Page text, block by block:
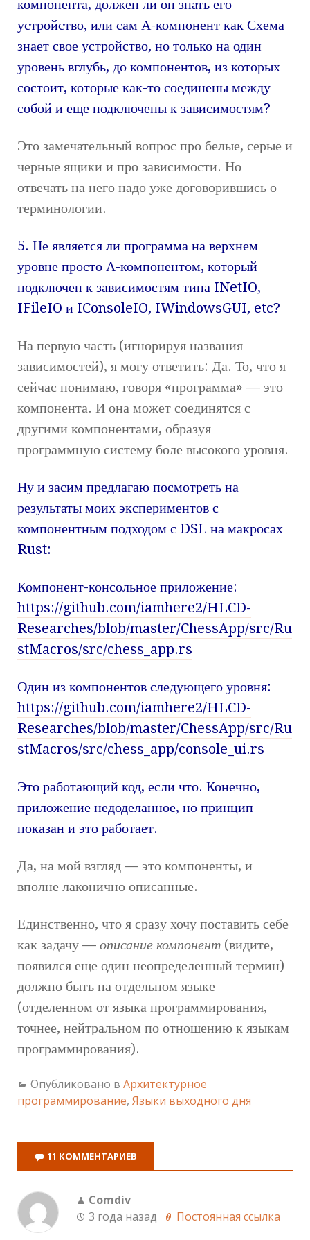
компонента, должен ли он знать его
устройство, или сам А-компонент как Схема
знает свое устройство, но только на один
уровень вглубь, до компонентов, из которых
состоит, которые как-то соединены между
собой и еще подключены к зависимостям?
Это замечательный вопрос про белые, серые и
черные ящики и про зависимости. Но
отвечать на него надо уже договорившись о
терминологии.
5. Не является ли программа на верхнем
уровне просто А-компонентом, который
подключен к зависимостям типа INetIO,
IFileIO и IConsoleIO, IWindowsGUI, etc?
На первую часть (игнорируя названия
зависимостей), я могу ответить: Да. То, что я
сейчас понимаю, говоря «программа» — это
компонента. И она может соединятся с
другими компонентами, образуя
программную систему боле высокого уровня.
Ну и засим предлагаю посмотреть на
результаты моих экспериментов с
компонентным подходом с DSL на макросах
Rust:
Компонент-консольное приложение:
https://github.com/iamhere2/HLCD-
Researches/blob/master/ChessApp/src/Ru
stMacros/src/chess_app.rs
Один из компонентов следующего уровня:
https://github.com/iamhere2/HLCD-
Researches/blob/master/ChessApp/src/Ru
stMacros/src/chess_app/console_ui.rs
Это работающий код, если что. Конечно,
приложение недоделанное, но принцип
показан и это работает.
Да, на мой взгляд — это компоненты, и
вполне лаконично описанные.
Единственно, что я сразу хочу поставить себе
как задачу — описание компонент (видите,
появился еще один неопределенный термин)
должно быть на отдельном языке
(отделенном от языка программирования,
точнее, нейтральном по отношению к языкам
программирования).
Опубликовано в Архитектурное
программирование, Языки выходного дня
11 КОММЕНТАРИЕВ
Comdiv
3 года назад
Постоянная ссылка